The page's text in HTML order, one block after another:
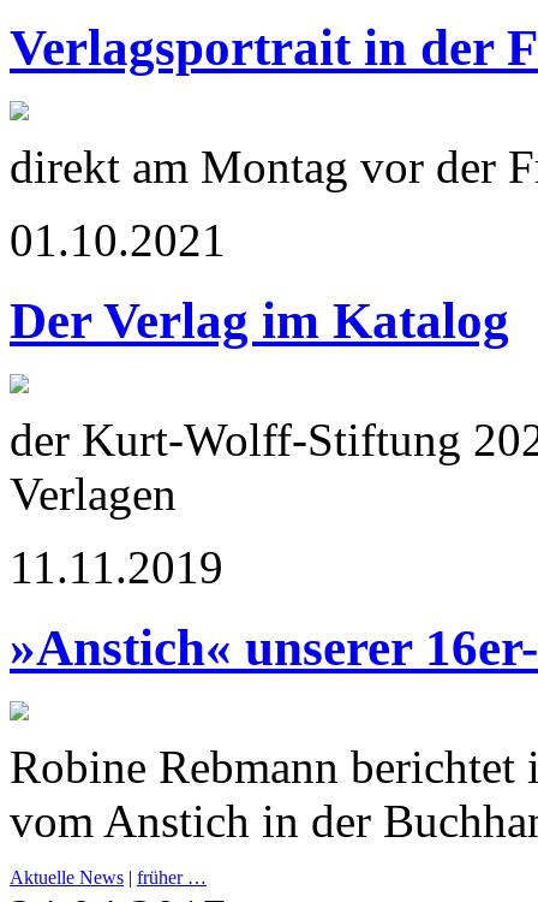
Verlagsportrait in der
direkt am Montag vor der
01.10.2021
Der Verlag im Katalog
der Kurt-Wolff-Stiftung
Verlagen
11.11.2019
»Anstich« unserer
Robine Rebmann
vom Anstich in der
Aktuelle News | früher …